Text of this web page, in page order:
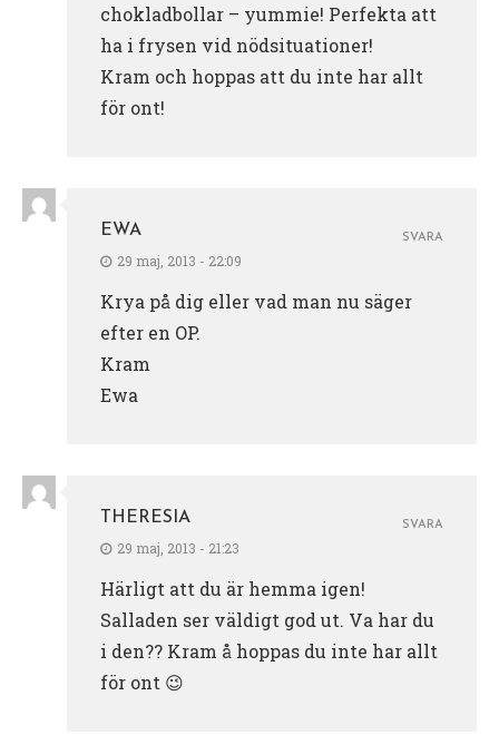
chokladbollar – yummie! Perfekta att
ha i frysen vid nödsituationer!
Kram och hoppas att du inte har allt
för ont!
EWA
29 maj, 2013 - 22:09
Krya på dig eller vad man nu säger
efter en OP.
Kram
Ewa
SVARA
THERESIA
29 maj, 2013 - 21:23
Härligt att du är hemma igen!
Salladen ser väldigt god ut. Va har du
i den?? Kram å hoppas du inte har allt
för ont 😉
SVARA